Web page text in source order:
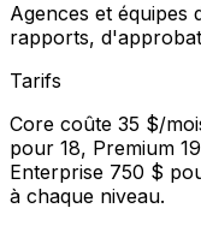
Agences et équipes
rapports,
Tarifs
Core coûte 35 $/
pour 18, Premium
Enterprise 750 $
à chaque niveau.